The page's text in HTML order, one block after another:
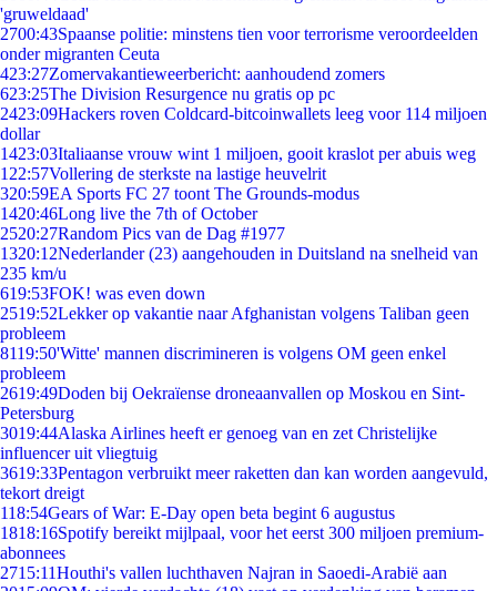
'gruweldaad'
2700:43Spaanse politie: minstens tien voor terrorisme veroordeelden
onder migranten Ceuta
423:27Zomervakantieweerbericht: aanhoudend zomers
623:25The Division Resurgence nu gratis op pc
2423:09Hackers roven Coldcard-bitcoinwallets leeg voor 114 miljoen
dollar
1423:03Italiaanse vrouw wint 1 miljoen, gooit kraslot per abuis weg
1 22:57Vollering de sterkste na lastige heuvelrit
320:59EA Sports FC 27 toont The Grounds-modus
1420:46Long live the 7th of October
2520:27Random Pics van de Dag #1977
1320:12Nederlander (23) aangehouden in Duitsland na snelheid van
235 km/u
619:53FOK! was even down
2519:52Lekker op vakantie naar Afghanistan volgens Taliban geen
probleem
8119:50'Witte' mannen discrimineren is volgens OM geen enkel
probleem
2619:49Doden bij Oekraïense droneaanvallen op Moskou en Sint-
Petersburg
3019:44Alaska Airlines heeft er genoeg van en zet Christelijke
influencer uit vliegtuig
3619:33Pentagon verbruikt meer raketten dan kan worden aangevuld,
tekort dreigt
118:54Gears of War: E-Day open beta begint 6 augustus
1818:16Spotify bereikt mijlpaal, voor het eerst 300 miljoen premium-
abonnees
2715:11Houthi's vallen luchthaven Najran in Saoedi-Arabië aan